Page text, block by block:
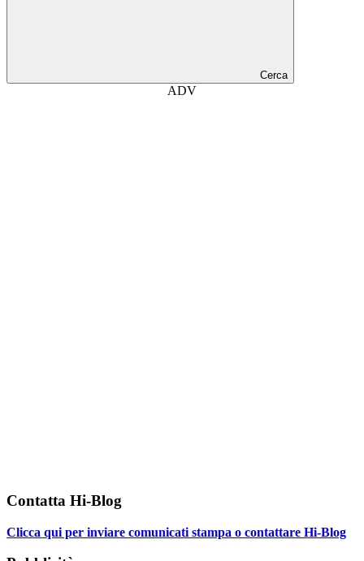
Cerca
ADV
Contatta Hi-Blog
Clicca qui per inviare comunicati stampa o contattare Hi-Blog